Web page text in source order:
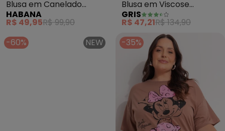
Blusa em Canelado
(Marrom Escuro)
HABANA
R$ 49,95R$ 99,90
Blusa em Viscose
(Marrom)
GRIS
R$ 47,21R$ 134,90
-60%
NEW -35%